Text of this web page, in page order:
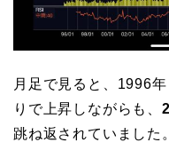
月足で見ると、1996
りで上昇しながらも、
跳ね返されていました。